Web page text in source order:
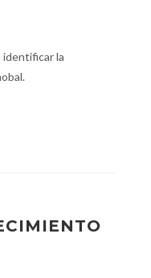
identificar la